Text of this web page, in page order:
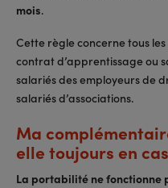
mois.
Cette règle concerne tous
contrat d’apprentissage ou
salariés des employeurs de
salariés d’associations.
Ma
elle toujours en
La portabilité ne fonctionne